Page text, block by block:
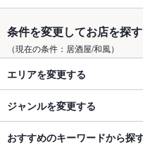
条件を変更してお店を探す
（現在の条件：居酒屋/和風）
エリアを変更する
ジャンルを変更する
おすすめのキーワードから探